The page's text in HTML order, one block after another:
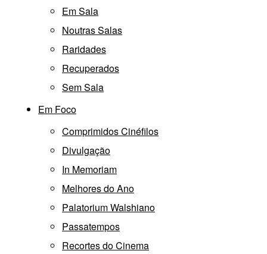
Em Sala
Noutras Salas
Raridades
Recuperados
Sem Sala
Em Foco
Comprimidos Cinéfilos
Divulgação
In Memoriam
Melhores do Ano
Palatorium Walshiano
Passatempos
Recortes do Cinema